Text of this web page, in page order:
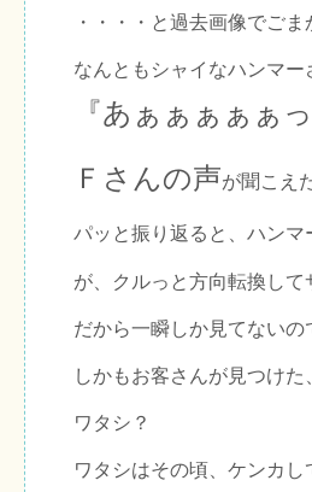
・・・・と過去画像でごま
なんともシャイなハンマー
『あぁぁぁぁぁっ
Ｆさんの声が聞こえ
パッと振り返ると、ハンマ
が、クルっと方向転換して
だから一瞬しか見てないの
しかもお客さんが見つけた
ワタシ？
ワタシはその頃、ケンカし